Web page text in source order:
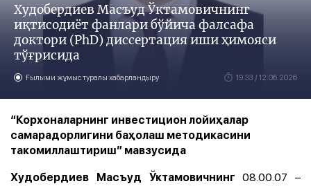
Худобердиев Масъуд Ўктамовичнинг
иқтисодиёт фанлари бўйича фалсафа
доктори (PhD) диссертация иши ҳимояси
тўғрисида
Ғылыми жұмыс туралы хабарландыру 19:33 / 12.06.2026
“Корхоналарнинг инвестицион лойиҳалар
самарадорлигини баҳолаш методикасини
такомиллаштириш” мавзусида
Худобердиев Масъуд Ўктамовичнинг 08.00.07 –